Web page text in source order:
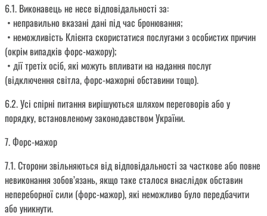
6.1. Виконавець не несе відповідальності за:
• неправильно вказані дані під час бронювання;
• неможливість Клієнта скористатися послугами з особистих причин
(окрім випадків форс-мажору);
• дії третіх осіб, які можуть впливати на надання послуг
(відключення світла, форс-мажорні обставини тощо).
6.2. Усі спірні питання вирішуються шляхом переговорів або у
порядку, встановленому законодавством України.
7. Форс-мажор
7.1. Сторони звільняються від відповідальності за часткове або повне
невиконання зобов’язань, якщо таке сталося внаслідок обставин
непереборної сили (форс-мажор), які неможливо було передбачити
або уникнути.